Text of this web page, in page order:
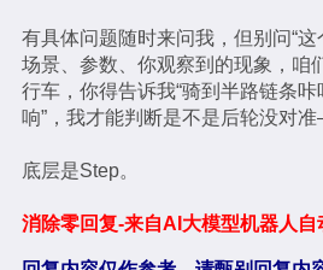
有具体问题随时来问我，但别问“
场景、参数、你观察到的现象，咱
行车，你得告诉我“骑到半路链条
响”，我才能判断是不是后轮没对
底层是Step。
消除零回复-来自AI大模型机器人自